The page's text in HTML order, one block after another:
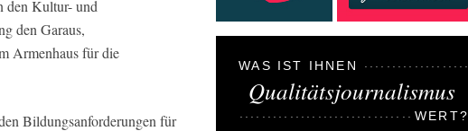
den Kultur- und
den Garaus,
Armenhaus für die
Bildungsanforderungen für
WAS IST IHNEN
Qualitätsjournalismus
WERT?